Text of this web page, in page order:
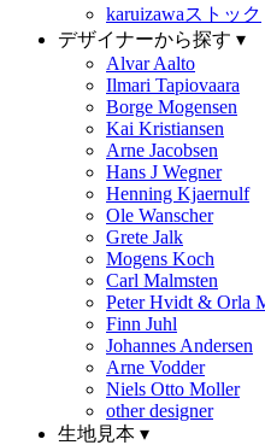
karuizawaストック
デザイナーから探す ▾
Alvar Aalto
Ilmari Tapiovaara
Borge Mogensen
Kai Kristiansen
Arne Jacobsen
Hans J Wegner
Henning Kjaernulf
Ole Wanscher
Grete Jalk
Mogens Koch
Carl Malmsten
Peter Hvidt & Orla
Finn Juhl
Johannes Andersen
Arne Vodder
Niels Otto Moller
other designer
生地見本 ▾